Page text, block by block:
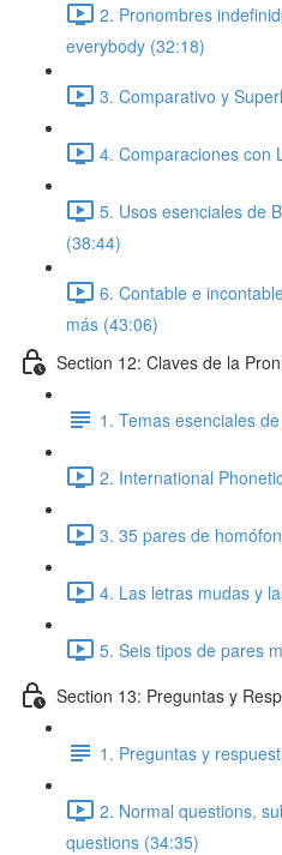
2. Pronombres
everybody (32:18)
3. Comparativo y
4. Comparaciones con
5. Usos esenciales de
(38:44)
6. Contable e
más (43:06)
Section 12: Claves de la
1. Temas esenciales
2. International
3. 35 pares de
4. Las letras mudas y
5. Seis tipos de pares
Section 13: Preguntas y
1. Preguntas y
2. Normal questions,
questions (34:35)